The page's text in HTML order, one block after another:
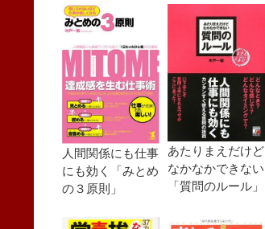
人間関係にも仕事
にも効く「みとめ
の３原則」
あたりまえだけど
なかなかできない
「質問のルール」